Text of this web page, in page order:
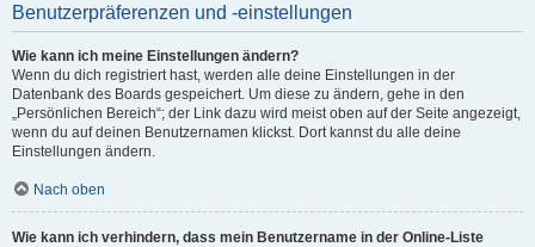
Benutzerpräferenzen und -einstellungen
Wie kann ich meine Einstellungen ändern?
Wenn du dich registriert hast, werden alle deine Einstellungen in der
Datenbank des Boards gespeichert. Um diese zu ändern, gehe in den
„Persönlichen Bereich“; der Link dazu wird meist oben auf der Seite angezeigt,
wenn du auf deinen Benutzernamen klickst. Dort kannst du alle deine
Einstellungen ändern.
Nach oben
Wie kann ich verhindern, dass mein Benutzername in der Online-Liste